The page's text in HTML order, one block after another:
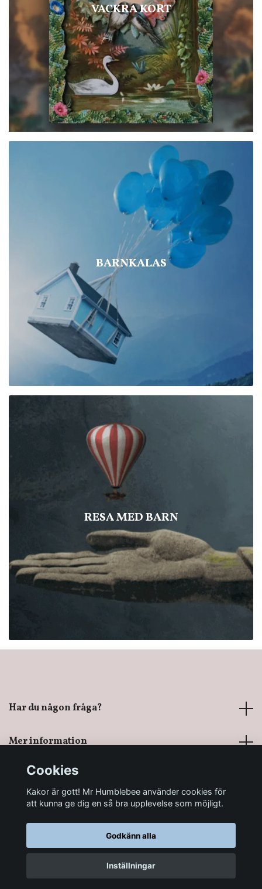
VACKRA KORT
BARNKALAS
RESA MED BARN
Har du någon fråga?
Mer information
Sociala medier
© 2026 Mr Humblebee - En magisk leksaksbutik
Cookies
Kakor är gott! Mr Humblebee använder cookies för
att kunna ge dig en så bra upplevelse som möjligt.
Godkänn alla
Inställningar